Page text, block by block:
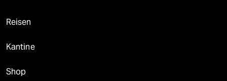
Reisen
Kantine
Shop